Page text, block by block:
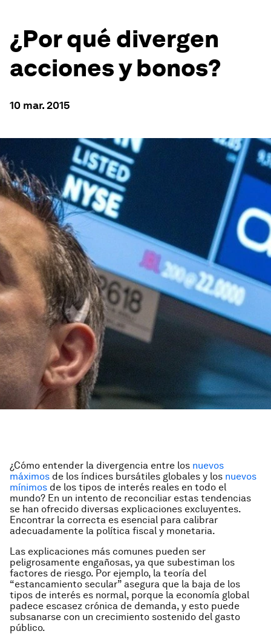
¿Por qué divergen
acciones y bonos?
10 mar. 2015
¿Cómo entender la divergencia entre los nuevos
máximos de los índices bursátiles globales y los nuevos
mínimos de los tipos de interés reales en todo el
mundo? En un intento de reconciliar estas tendencias
se han ofrecido diversas explicaciones excluyentes.
Encontrar la correcta es esencial para calibrar
adecuadamente la política fiscal y monetaria.
Las explicaciones más comunes pueden ser
peligrosamente engañosas, ya que subestiman los
factores de riesgo. Por ejemplo, la teoría del
“estancamiento secular” asegura que la baja de los
tipos de interés es normal, porque la economía global
padece escasez crónica de demanda, y esto puede
subsanarse con un crecimiento sostenido del gasto
público.